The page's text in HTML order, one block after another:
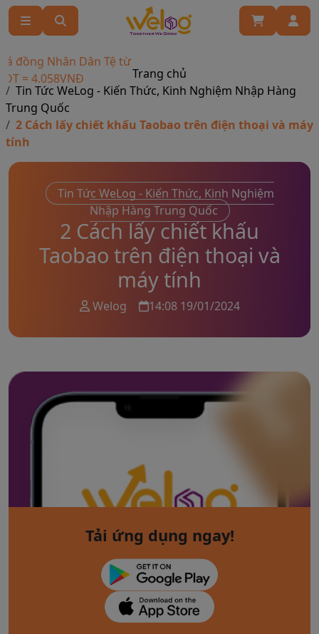
Nhân Dân Tệ từ
4.058VNĐ
Trang chủ
Tin Tức WeLog - Kiến Thức, Kinh Nghiệm Nhập Hàng
Trung Quốc
2 Cách lấy chiết khấu Taobao trên điện thoại và máy
tính
Tin Tức WeLog - Kiến Thức, Kinh Nghiệm
Nhập Hàng Trung Quốc
2 Cách lấy chiết khấu
Taobao trên điện thoại và
máy tính
Welog 14:08 19/01/2024
Tải ứng dụng ngay!